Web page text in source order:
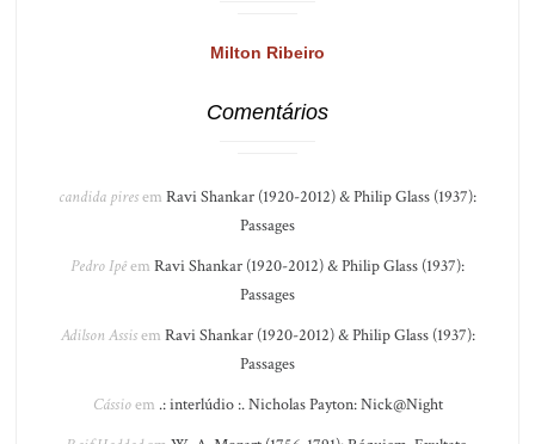
Milton Ribeiro
Comentários
candida piresem Ravi Shankar (1920-2012) & Philip Glass (1937):
Passages
Pedro Ipêem Ravi Shankar (1920-2012) & Philip Glass (1937):
Passages
Adilson Assisem Ravi Shankar (1920-2012) & Philip Glass (1937):
Passages
Cássioem .: interlúdio :. Nicholas Payton: Nick@Night